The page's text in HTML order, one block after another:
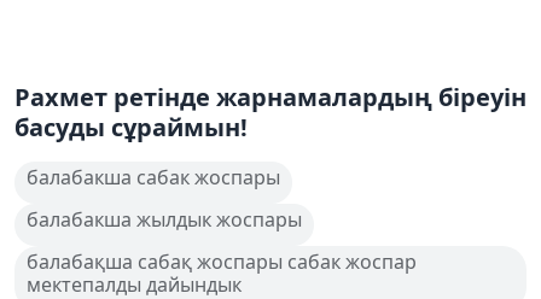
Рахмет ретінде жарнамалардың біреуін
басуды сұраймын!
балабакша сабак жоспары
балабакша жылдык жоспары
балабақша сабақ жоспары сабак жоспар
мектепалды дайындык